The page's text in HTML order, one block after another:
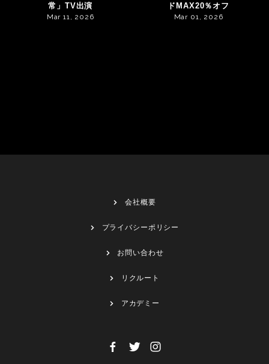
常」TV出演
Mar 11, 2026
ドMAX20％オフ
Mar 01, 2026
会社概要
プライバシーポリシー
お問い合わせ
リクルート
アカデミー